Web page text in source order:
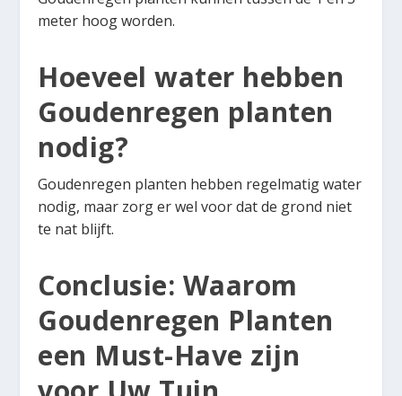
meter hoog worden.
Hoeveel water hebben
Goudenregen planten
nodig?
Goudenregen planten hebben regelmatig water
nodig, maar zorg er wel voor dat de grond niet
te nat blijft.
Conclusie: Waarom
Goudenregen Planten
een Must-Have zijn